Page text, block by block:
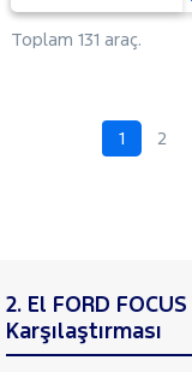
Mach-E
RANGER
JOURNEY
TOURNEO
CUSTOM
TRANSIT
Toplam 131 araç.
1 2
2. El FORD
Karşılaştırması